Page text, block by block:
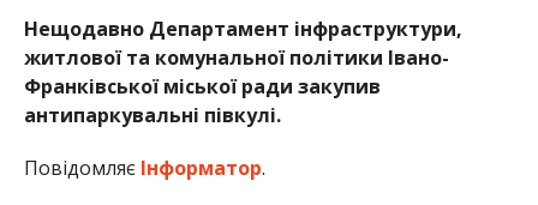
Нещодавно Департамент інфраструктури,
житлової та комунальної політики Івано-
Франківської міської ради закупив
антипаркувальні півкулі.
ПовідомляєІнформатор.